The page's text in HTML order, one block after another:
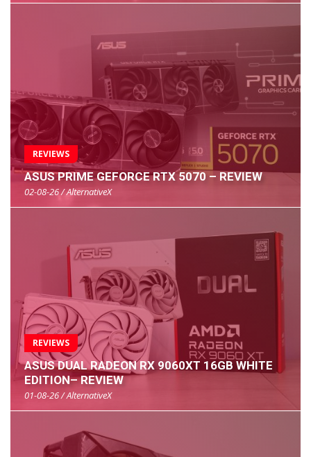
REVIEWS
ASUS PRIME GEFORCE RTX 5070 – REVIEW
02-08-26 / AlternativeX
REVIEWS
ASUS DUAL RADEON RX 9060XT 16GB WHITE
EDITION– REVIEW
01-08-26 / AlternativeX